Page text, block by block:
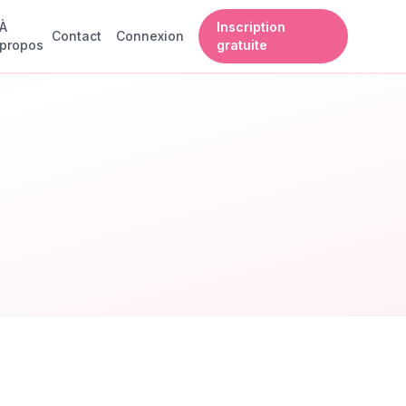
À
propos
Contact Connexion
Inscription
gratuite